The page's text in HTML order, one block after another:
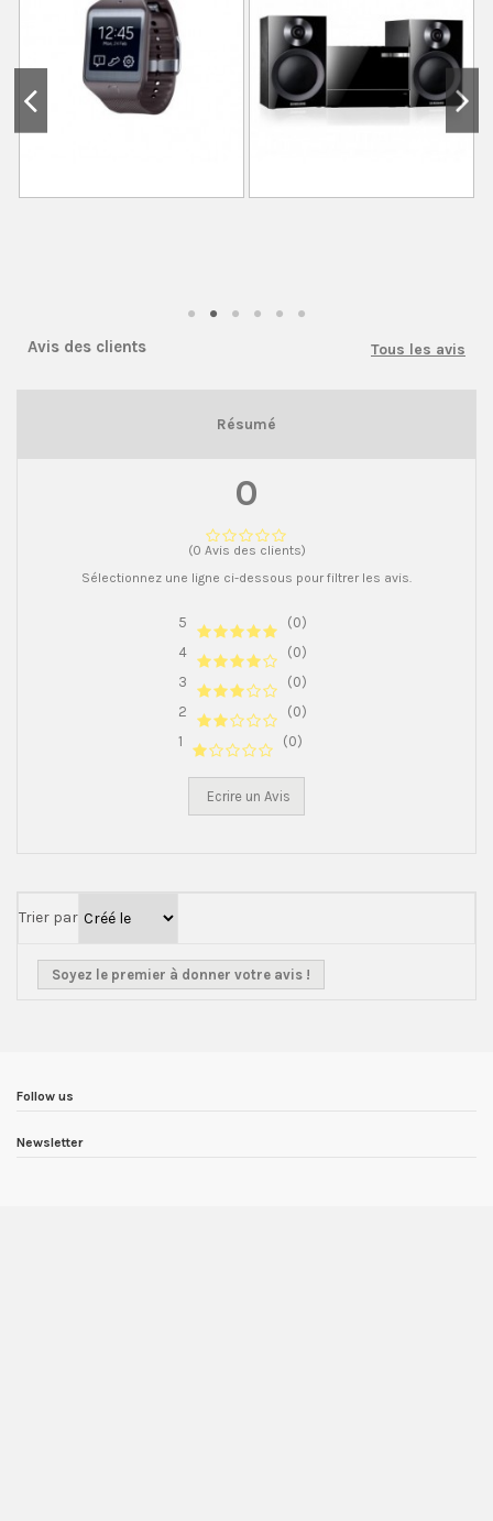
Avis des clients Tous les avis
Résumé
0
(0 Avis des clients)
Sélectionnez une ligne ci-dessous pour filtrer les avis.
5
(0)
4
(0)
3
(0)
2
(0)
1
(0)
Ecrire un Avis
Trier par
Soyez le premier à donner votre avis !
Follow us
Newsletter